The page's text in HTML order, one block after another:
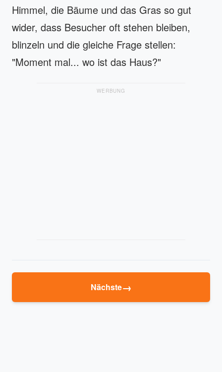
Himmel, die Bäume und das Gras so gut
wider, dass Besucher oft stehen bleiben,
blinzeln und die gleiche Frage stellen:
"Moment mal... wo ist das Haus?"
WERBUNG
Nächste→